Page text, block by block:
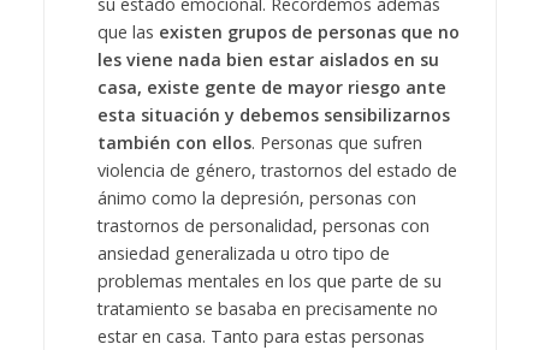
que las existen grupos de personas que no
les viene nada bien estar aislados en su
casa, existe gente de mayor riesgo ante
esta situación y debemos sensibilizarnos
también con ellos. Personas que sufren
violencia de género, trastornos del estado de
ánimo como la depresión, personas con
trastornos de personalidad, personas con
ansiedad generalizada u otro tipo de
problemas mentales en los que parte de su
tratamiento se basaba en precisamente no
estar en casa. Tanto para estas personas